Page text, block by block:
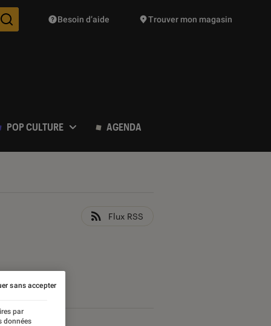
Des suggestions de produits vont vous être proposées
Besoin d’aide Trouver mon magasin
POP CULTURE AGENDA
Flux RSS
par
données
sans accepter